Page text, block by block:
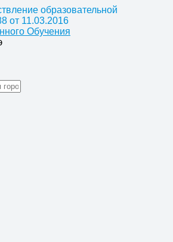
образовательной
от 11.03.2016
Обучения